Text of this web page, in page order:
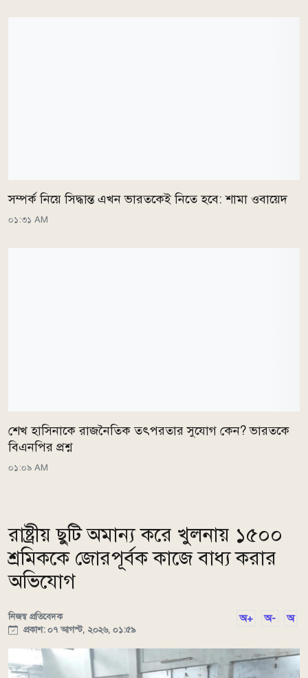
সম্পর্ক নিয়ে সিদ্ধান্ত এখন ভারতকেই নিতে হবে: শামা ওবায়েদ
০১:৩১ AM
শেখ হাসিনাকে রাজনৈতিক তৎপরতার সুযোগ কেন? ভারতকে
বিএনপির প্রশ্ন
০১:০৯ AM
রাষ্ট্রীয় ছুটি অমান্য করে খুলনায় ১৫০০
শ্রমিককে জোরপূর্বক কাজে বাধ্য করার
অভিযোগ
নিজস্ব প্রতিবেদক
প্রকাশ: ০৭ আগস্ট, ২০২৬, ০১:৫৯
অ+ অ- অ